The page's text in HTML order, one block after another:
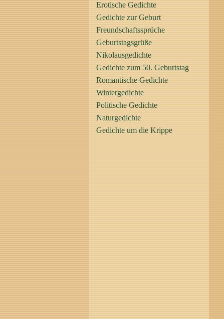
Erotische Gedichte
Gedichte zur Geburt
Freundschaftssprüche
Geburtstagsgrüße
Nikolausgedichte
Gedichte zum 50. Geburtstag
Romantische Gedichte
Wintergedichte
Politische Gedichte
Naturgedichte
Gedichte um die Krippe